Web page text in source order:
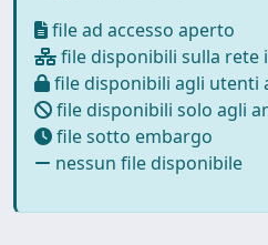
file ad accesso aperto
file disponibili sulla rete
file disponibili agli utenti
file disponibili solo agli
file sotto embargo
nessun file disponibile